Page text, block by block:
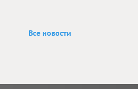
Все новости